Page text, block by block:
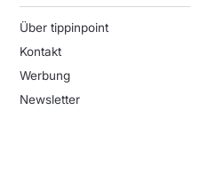
Über tippinpoint
Kontakt
Werbung
Newsletter